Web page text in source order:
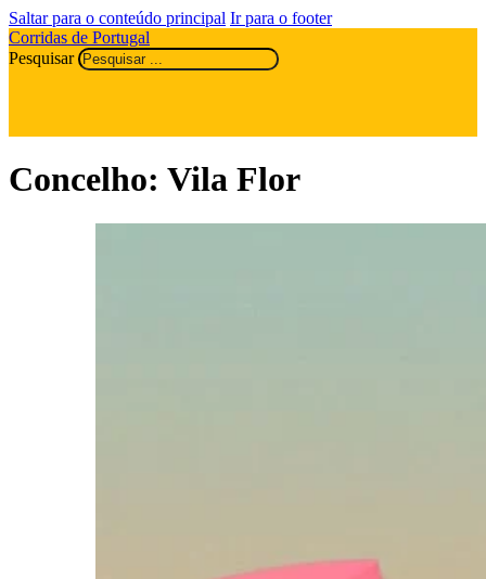
Saltar para o conteúdo principal Ir para o footer
Corridas de Portugal
Pesquisar
Concelho: Vila Flor